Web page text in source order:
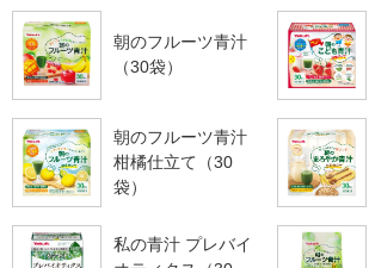
朝のフルーツ青汁
（30袋）
朝のフルーツ青汁
柑橘仕立て（30
袋）
私の青汁 プレバイ